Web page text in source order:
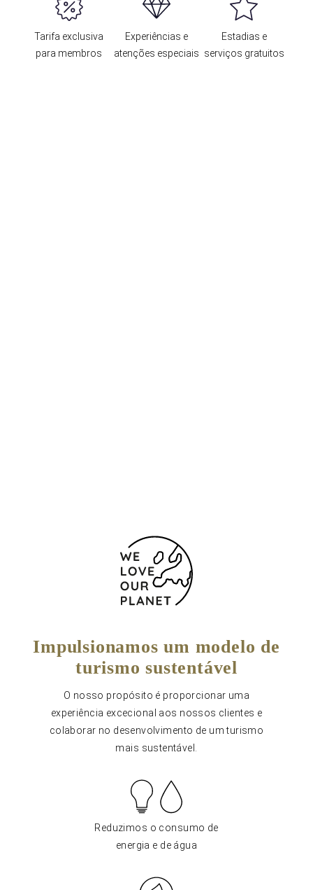
Tarifa exclusiva
para membros
Experiências e
atenções especiais
Estadias e
serviços gratuitos
Impulsionamos um modelo de
turismo sustentável
O nosso propósito é proporcionar uma
experiência excecional aos nossos clientes e
colaborar no desenvolvimento de um turismo
mais sustentável.
Reduzimos o consumo de
energia e de água